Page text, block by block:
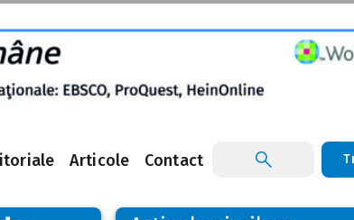
Articole Contact